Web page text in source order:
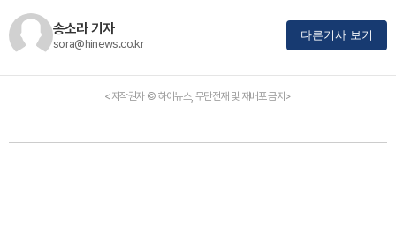
송소라 기자
sora@hinews.co.kr
다른기사 보기
<저작권자 © 하이뉴스, 무단전재 및 재배포 금지>